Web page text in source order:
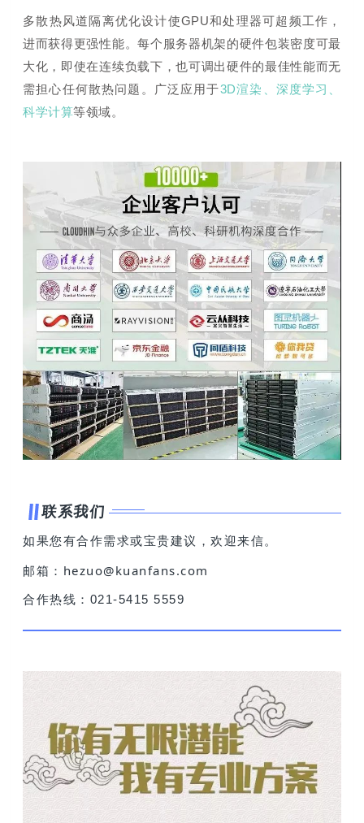
多散热风道隔离优化设计使GPU和处理器可超频工作，
进而获得更强性能。每个服务器机架的硬件包装密度可最
大化，即使在连续负载下，也可调出硬件的最佳性能而无
需担心任何散热问题。广泛应用于3D渲染、深度学习、
科学计算等领域。
联系我们
如果您有合作需求或宝贵建议，欢迎来信。
邮箱：hezuo@kuanfans.com
合作热线：021-5415 5559